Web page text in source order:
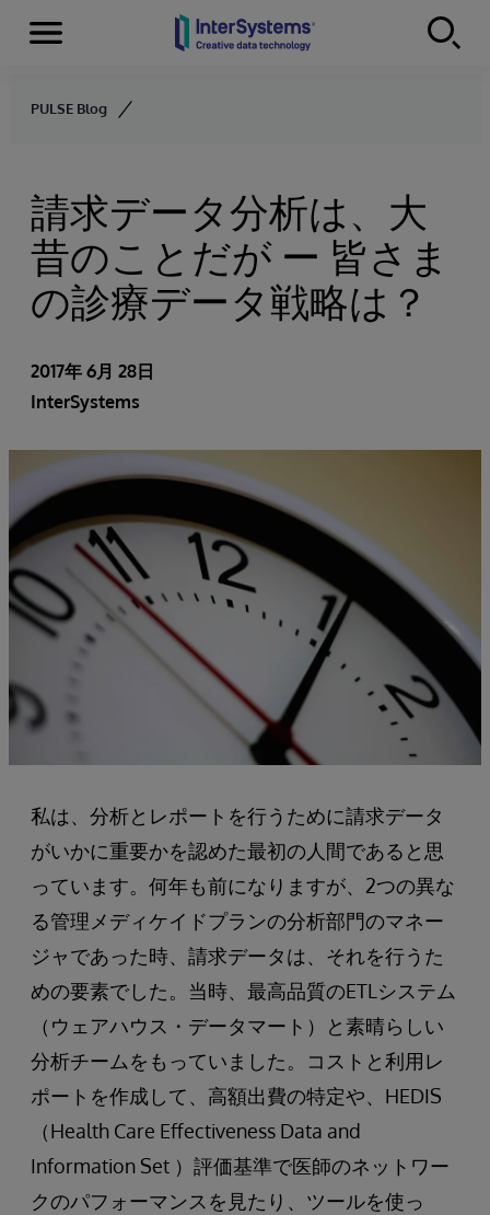
Skip to content
Menu
PULSE Blog
請求データ分析は、大
昔のことだが ー 皆さま
の診療データ戦略は？
2017年 6月 28日
InterSystems
私は、分析とレポートを行うために請求データ
がいかに重要かを認めた最初の人間であると思
っています。何年も前になりますが、2つの異な
る管理メディケイドプランの分析部門のマネー
ジャであった時、請求データは、それを行うた
めの要素でした。当時、最高品質のETLシステム
（ウェアハウス・データマート）と素晴らしい
分析チームをもっていました。コストと利用レ
ポートを作成して、高額出費の特定や、HEDIS
（Health Care Effectiveness Data and
Information Set ）評価基準で医師のネットワー
クのパフォーマンスを見たり、ツールを使っ